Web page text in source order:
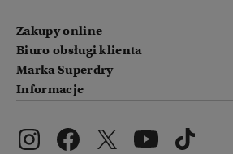
Zakupy online
Biuro obsługi klienta
Marka Superdry
Informacje